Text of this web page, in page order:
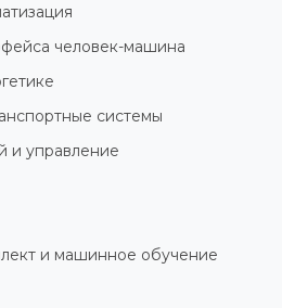
человек-машина
системы
и управление
и машинное обучение